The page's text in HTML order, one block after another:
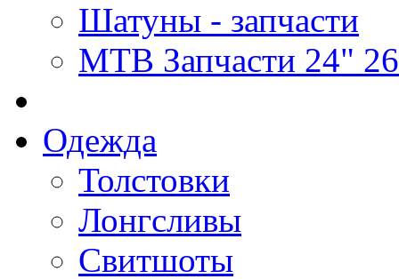
Шатуны - запчасти
MTB Запчасти 24"
Одежда
Толстовки
Лонгсливы
Свитшоты